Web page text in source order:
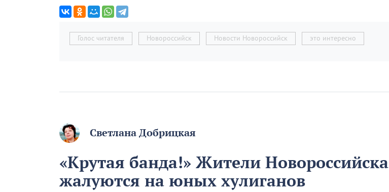
Голос читателя Новороссийск Новости Новороссийск это интересно
Светлана Добрицкая
«Крутая банда!» Жители Новороссийска
жалуются на юных хулиганов